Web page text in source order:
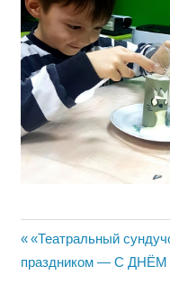
Навигация
по
Предыдущая
запись:
«Театральный
праздником — С